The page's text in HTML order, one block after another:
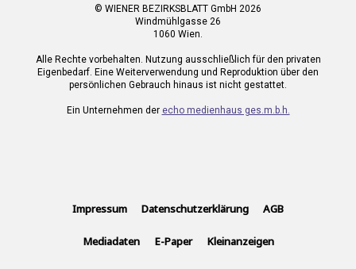
© WIENER BEZIRKSBLATT GmbH 2026
Windmühlgasse 26
1060 Wien.
Alle Rechte vorbehalten. Nutzung ausschließlich für den privaten
Eigenbedarf. Eine Weiterverwendung und Reproduktion über den
persönlichen Gebrauch hinaus ist nicht gestattet.
Ein Unternehmen der echo medienhaus ges.m.b.h.
Impressum Datenschutzerklärung AGB
Mediadaten E-Paper Kleinanzeigen